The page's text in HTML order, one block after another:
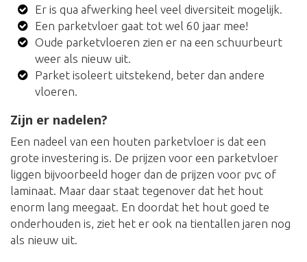
Er is qua afwerking heel veel diversiteit mogelijk.
Een parketvloer gaat tot wel 60 jaar mee!
Oude parketvloeren zien er na een schuurbeurt
weer als nieuw uit.
Parket isoleert uitstekend, beter dan andere
vloeren.
Zijn er nadelen?
Een nadeel van een houten parketvloer is dat een
grote investering is. De prijzen voor een parketvloer
liggen bijvoorbeeld hoger dan de prijzen voor pvc of
laminaat. Maar daar staat tegenover dat het hout
enorm lang meegaat. En doordat het hout goed te
onderhouden is, ziet het er ook na tientallen jaren nog
als nieuw uit.